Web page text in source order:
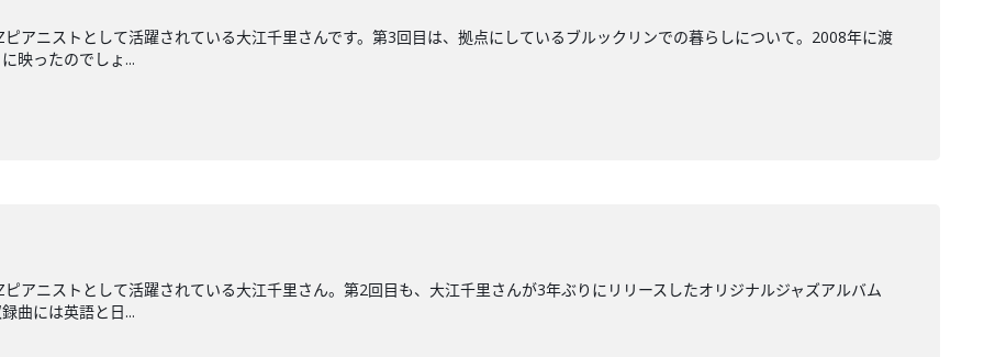
アニストとして活躍されている大江千里さんです。第3回目は、拠点にしているブルックリンでの暮らしについて。2008年に渡
映ったのでしょ...
アニストとして活躍されている大江千里さん。第2回目も、大江千里さんが3年ぶりにリリースしたオリジナルジャズアルバム
曲には英語と日...